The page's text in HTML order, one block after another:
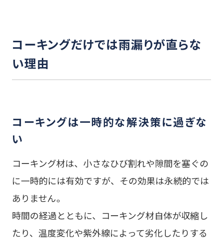
コーキングだけでは雨漏りが直らな
い理由
コーキングは一時的な解決策に過ぎな
い
コーキング材は、小さなひび割れや隙間を塞ぐの
に一時的には有効ですが、その効果は永続的では
ありません。
時間の経過とともに、コーキング材自体が収縮し
たり、温度変化や紫外線によって劣化したりする